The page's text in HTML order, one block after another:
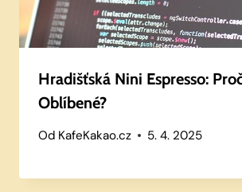
Hradišťská Nini Espresso:
Oblíbené?
Od KafeKakao.cz 5. 4. 2025